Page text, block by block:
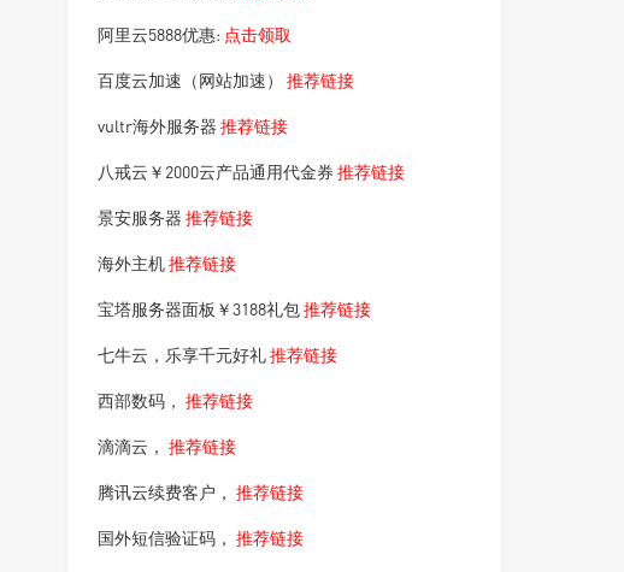
阿里云5888优惠: 点击领取
百度云加速（网站加速）推荐链接
vultr海外服务器推荐链接
八戒云￥2000云产品通用代金券推荐链接
景安服务器推荐链接
海外主机推荐链接
宝塔服务器面板￥3188礼包推荐链接
七牛云，乐享千元好礼推荐链接
西部数码，推荐链接
滴滴云，推荐链接
腾讯云续费客户，推荐链接
国外短信验证码，推荐链接